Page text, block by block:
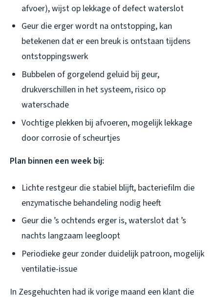
afvoer), wijst op lekkage of defect waterslot
Geur die erger wordt na ontstopping, kan
betekenen dat er een breuk is ontstaan tijdens
ontstoppingswerk
Bubbelen of gorgelend geluid bij geur,
drukverschillen in het systeem, risico op
waterschade
Vochtige plekken bij afvoeren, mogelijk lekkage
door corrosie of scheurtjes
Plan binnen een week bij:
Lichte restgeur die stabiel blijft, bacteriefilm die
enzymatische behandeling nodig heeft
Geur die ’s ochtends erger is, waterslot dat ’s
nachts langzaam leegloopt
Periodieke geur zonder duidelijk patroon, mogelijk
ventilatie-issue
In Zesgehuchten had ik vorige maand een klant die